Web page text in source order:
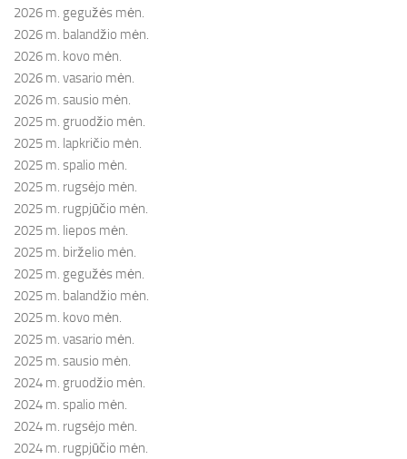
2026 m. gegužės mėn.
2026 m. balandžio mėn.
2026 m. kovo mėn.
2026 m. vasario mėn.
2026 m. sausio mėn.
2025 m. gruodžio mėn.
2025 m. lapkričio mėn.
2025 m. spalio mėn.
2025 m. rugsėjo mėn.
2025 m. rugpjūčio mėn.
2025 m. liepos mėn.
2025 m. birželio mėn.
2025 m. gegužės mėn.
2025 m. balandžio mėn.
2025 m. kovo mėn.
2025 m. vasario mėn.
2025 m. sausio mėn.
2024 m. gruodžio mėn.
2024 m. spalio mėn.
2024 m. rugsėjo mėn.
2024 m. rugpjūčio mėn.